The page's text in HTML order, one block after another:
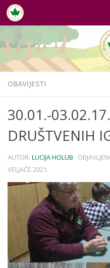
Skip to content
OBAVIJESTI
30.01.-
DRUŠTVENIH
AUTOR: LUCIJA HOLUB ·
VELJAČE 2021.